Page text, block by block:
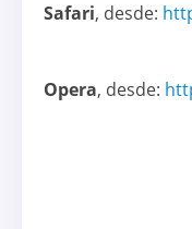
Safari, desde:
Opera, desde: